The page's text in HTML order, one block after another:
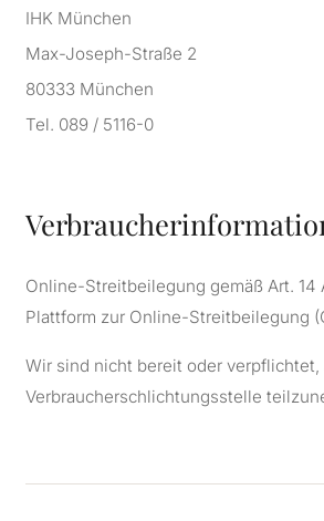
IHK München
Max-Joseph-Straße 2
80333 München
Tel. 089 / 5116-0
Online-Streitbeilegung gemäß Art. 14
Plattform zur Online-Streitbeilegung
Wir sind nicht bereit oder
Verbraucherschlichtungsstelle